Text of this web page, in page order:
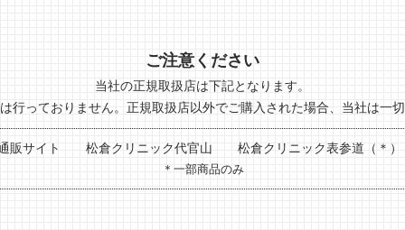
ご注意ください
当社の正規取扱店は下記となります。
行っておりません。正規取扱店以外でご購入された場合、当社は一
販サイト 松倉クリニック代官山 松倉クリニック表参道（＊
＊一部商品のみ